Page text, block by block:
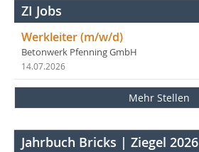
ZI Jobs
Werkleiter (m/w/d)
Betonwerk Pfenning GmbH
14.07.2026
Mehr Stellen
Jahrbuch Bricks | Ziegel 2026